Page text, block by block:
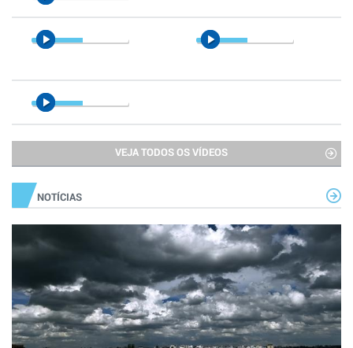
VEJA TODOS OS VÍDEOS
NOTÍCIAS